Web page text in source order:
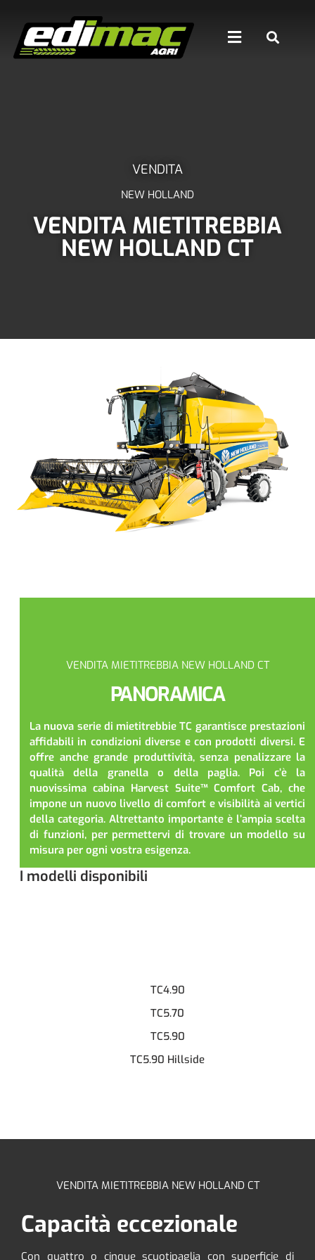
VENDITA
NEW HOLLAND
VENDITA MIETITREBBIA
NEW HOLLAND CT
VENDITA MIETITREBBIA NEW HOLLAND CT
PANORAMICA
La nuova serie di mietitrebbie TC garantisce prestazioni
affidabili in condizioni diverse e con prodotti diversi. E
offre anche grande produttività, senza penalizzare la
qualità della granella o della paglia. Poi c’è la
nuovissima cabina Harvest Suite™ Comfort Cab, che
impone un nuovo livello di comfort e visibilità ai vertici
della categoria. Altrettanto importante è l’ampia scelta
di funzioni, per permettervi di trovare un modello su
misura per ogni vostra esigenza.
I modelli disponibili
TC4.90
TC5.70
TC5.90
TC5.90 Hillside
VENDITA MIETITREBBIA NEW HOLLAND CT
Capacità eccezionale
Con quattro o cinque scuotipaglia con superficie di